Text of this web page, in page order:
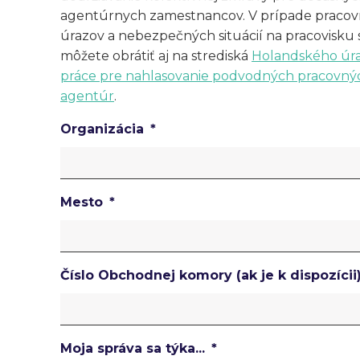
agentúrnych zamestnancov. V prípade
úrazov a nebezpečných situácií na pracovisku
môžete obrátiť aj na strediská Holandského
práce pre nahlasovanie podvodných
agentúr.
Organizácia
Mesto
Číslo Obchodnej komory (ak je k dispozícii)
Moja správa sa týka...